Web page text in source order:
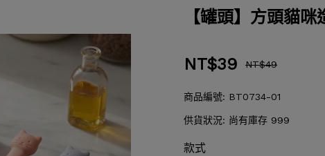
【罐頭】方頭貓
NT$39 NT$49
商品編號: BT0734-01
供貨狀況: 尚有庫存 999
款式